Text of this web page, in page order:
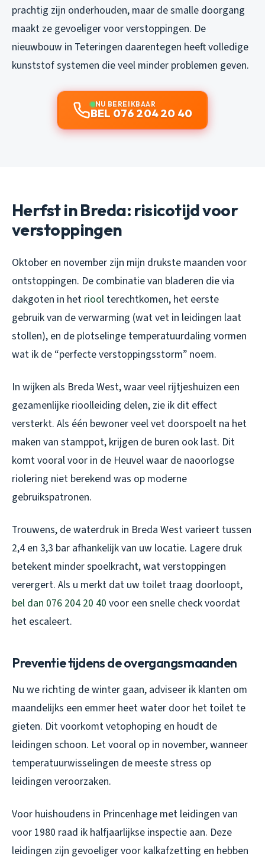
prachtig zijn onderhouden, maar de smalle doorgang
maakt ze gevoeliger voor verstoppingen. De
nieuwbouw in Teteringen daarentegen heeft volledige
kunststof systemen die veel minder problemen geven.
NU BEREIKBAAR
BEL 076 204 20 40
Herfst in Breda: risicotijd voor
verstoppingen
Oktober en november zijn mijn drukste maanden voor
ontstoppingen. De combinatie van bladeren die via
dakgoten in het riool terechtkomen, het eerste
gebruik van de verwarming (wat vet in leidingen laat
stollen), en de plotselinge temperatuurdaling vormen
wat ik de “perfecte verstoppingsstorm” noem.
In wijken als Breda West, waar veel rijtjeshuizen een
gezamenlijke rioolleiding delen, zie ik dit effect
versterkt. Als één bewoner veel vet doorspoelt na het
maken van stamppot, krijgen de buren ook last. Dit
komt vooral voor in de Heuvel waar de naoorlogse
riolering niet berekend was op moderne
gebruikspatronen.
Trouwens, de waterdruk in Breda West varieert tussen
2,4 en 3,3 bar afhankelijk van uw locatie. Lagere druk
betekent minder spoelkracht, wat verstoppingen
verergert. Als u merkt dat uw toilet traag doorloopt,
bel dan 076 204 20 40 voor een snelle check voordat
het escaleert.
Preventie tijdens de overgangsmaanden
Nu we richting de winter gaan, adviseer ik klanten om
maandelijks een emmer heet water door het toilet te
gieten. Dit voorkomt vetophoping en houdt de
leidingen schoon. Let vooral op in november, wanneer
temperatuurwisselingen de meeste stress op
leidingen veroorzaken.
Voor huishoudens in Princenhage met leidingen van
voor 1980 raad ik halfjaarlijkse inspectie aan. Deze
leidingen zijn gevoeliger voor kalkafzetting en hebben